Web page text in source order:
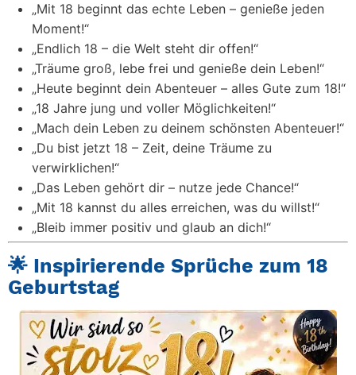
„Mit 18 beginnt das echte Leben – genieße jeden
Moment!“
„Endlich 18 – die Welt steht dir offen!“
„Träume groß, lebe frei und genieße dein Leben!“
„Heute beginnt dein Abenteuer – alles Gute zum 18!“
„18 Jahre jung und voller Möglichkeiten!“
„Mach dein Leben zu deinem schönsten Abenteuer!“
„Du bist jetzt 18 – Zeit, deine Träume zu
verwirklichen!“
„Das Leben gehört dir – nutze jede Chance!“
„Mit 18 kannst du alles erreichen, was du willst!“
„Bleib immer positiv und glaub an dich!“
🌟 Inspirierende Sprüche zum 18
Geburtstag